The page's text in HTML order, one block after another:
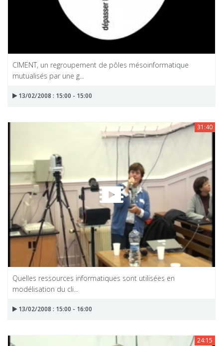
CIMENT, un regroupement de pôles mésoinformatique
mutualisés par une g...
13/02/2008 : 15:00 - 15:00
31:40
Quelles ressources informatiques sont utilisées en
modélisation du cli...
13/02/2008 : 15:00 - 16:00
24:15